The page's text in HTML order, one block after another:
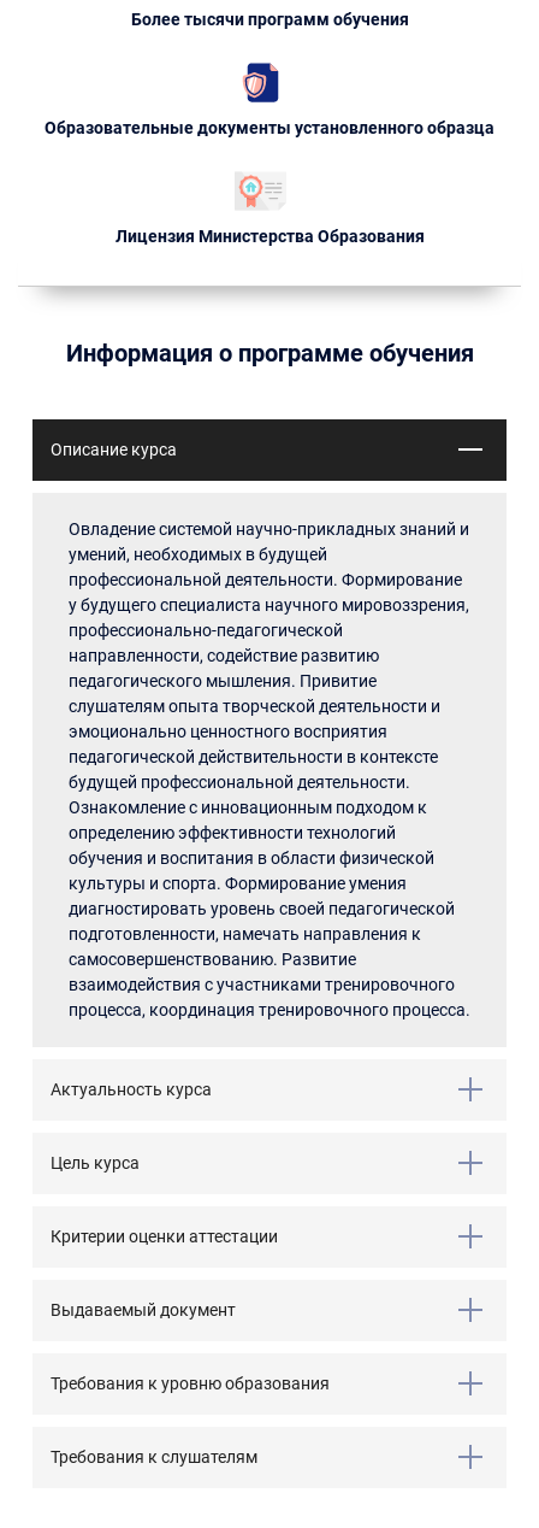
Более тысячи программ обучения
Образовательные документы установленного образца
Лицензия Министерства Образования
Информация о программе обучения
Описание курса
Овладение системой научно-прикладных знаний и
умений, необходимых в будущей
профессиональной деятельности. Формирование
у будущего специалиста научного мировоззрения,
профессионально-педагогической
направленности, содействие развитию
педагогического мышления. Привитие
слушателям опыта творческой деятельности и
эмоционально ценностного восприятия
педагогической действительности в контексте
будущей профессиональной деятельности.
Ознакомление с инновационным подходом к
определению эффективности технологий
обучения и воспитания в области физической
культуры и спорта. Формирование умения
диагностировать уровень своей педагогической
подготовленности, намечать направления к
самосовершенствованию. Развитие
взаимодействия с участниками тренировочного
процесса, координация тренировочного процесса.
Актуальность курса
Цель курса
Критерии оценки аттестации
Выдаваемый документ
Требования к уровню образования
Требования к слушателям